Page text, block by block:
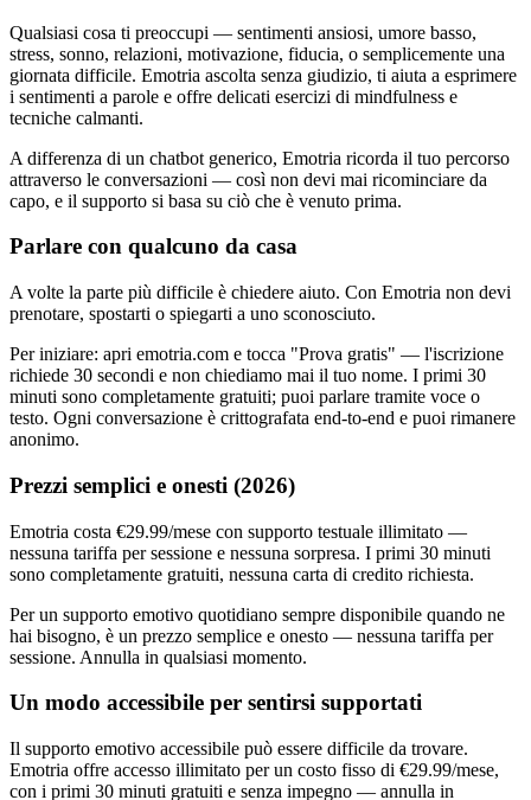
Qualsiasi cosa ti preoccupi — sentimenti ansiosi, umore basso,
stress, sonno, relazioni, motivazione, fiducia, o semplicemente una
giornata difficile. Emotria ascolta senza giudizio, ti aiuta a esprimere
i sentimenti a parole e offre delicati esercizi di mindfulness e
tecniche calmanti.
A differenza di un chatbot generico, Emotria ricorda il tuo percorso
attraverso le conversazioni — così non devi mai ricominciare da
capo, e il supporto si basa su ciò che è venuto prima.
Parlare con qualcuno da casa
A volte la parte più difficile è chiedere aiuto. Con Emotria non devi
prenotare, spostarti o spiegarti a uno sconosciuto.
Per iniziare: apri emotria.com e tocca "Prova gratis" — l'iscrizione
richiede 30 secondi e non chiediamo mai il tuo nome. I primi 30
minuti sono completamente gratuiti; puoi parlare tramite voce o
testo. Ogni conversazione è crittografata end-to-end e puoi rimanere
anonimo.
Prezzi semplici e onesti (2026)
Emotria costa €29.99/mese con supporto testuale illimitato —
nessuna tariffa per sessione e nessuna sorpresa. I primi 30 minuti
sono completamente gratuiti, nessuna carta di credito richiesta.
Per un supporto emotivo quotidiano sempre disponibile quando ne
hai bisogno, è un prezzo semplice e onesto — nessuna tariffa per
sessione. Annulla in qualsiasi momento.
Un modo accessibile per sentirsi supportati
Il supporto emotivo accessibile può essere difficile da trovare.
Emotria offre accesso illimitato per un costo fisso di €29.99/mese,
con i primi 30 minuti gratuiti e senza impegno — annulla in